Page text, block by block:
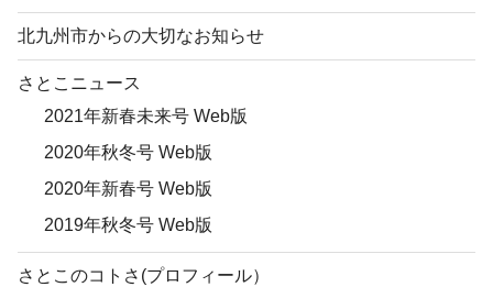
北九州市からの大切なお知らせ
さとこニュース
2021年新春未来号 Web版
2020年秋冬号 Web版
2020年新春号 Web版
2019年秋冬号 Web版
さとこのコトさ(プロフィール）